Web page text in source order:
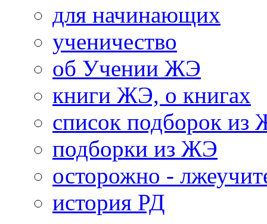
для начинающих
ученичество
об Учении ЖЭ
книги ЖЭ, о книгах
список подборок из
подборки из ЖЭ
осторожно -
история РД